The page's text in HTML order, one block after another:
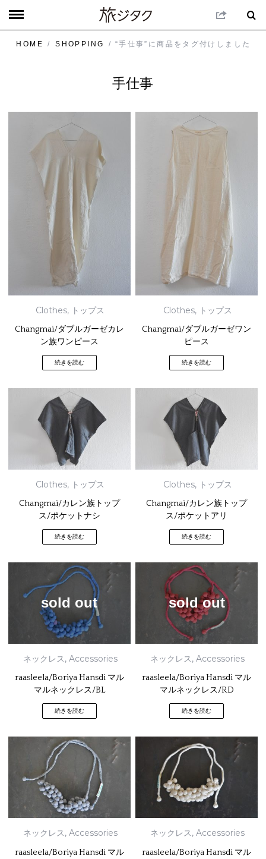
HOME / SHOPPING / “手仕事”に商品をタグ付けしました
手仕事
Clothes, トップス
Changmai/ダブルガーゼカレ
ン族ワンピース
続きを読む
Clothes, トップス
Changmai/ダブルガーゼワン
ピース
続きを読む
Clothes, トップス
Changmai/カレン族トップ
ス/ポケットナシ
続きを読む
Clothes, トップス
Changmai/カレン族トップ
ス/ポケットアリ
続きを読む
sold out
ネックレス, Accessories
raasleela/Boriya Hansdi マル
マルネックレス/BL
続きを読む
sold out
ネックレス,Accessories
raasleela/Boriya Hansdi マル
マルネックレス/RD
続きを読む
ネックレス, Accessories
raasleela/Boriya Hansdi マル
ネックレス,Accessories
raasleela/Boriya Hansdi マル